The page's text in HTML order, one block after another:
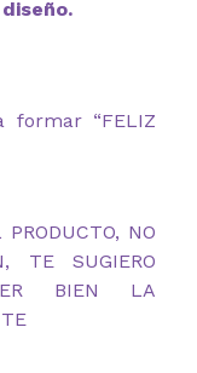
“FELIZ
NO
TE SUGIERO
BIEN LA